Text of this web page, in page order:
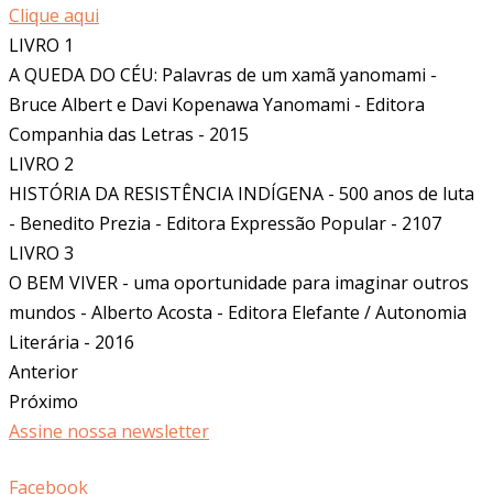
Clique aqui
LIVRO 1
A QUEDA DO CÉU: Palavras de um xamã yanomami -
Bruce Albert e Davi Kopenawa Yanomami - Editora
Companhia das Letras - 2015
LIVRO 2
HISTÓRIA DA RESISTÊNCIA INDÍGENA - 500 anos de luta
- Benedito Prezia - Editora Expressão Popular - 2107
LIVRO 3
O BEM VIVER - uma oportunidade para imaginar outros
mundos - Alberto Acosta - Editora Elefante / Autonomia
Literária - 2016
Anterior
Próximo
Assine nossa newsletter
Facebook